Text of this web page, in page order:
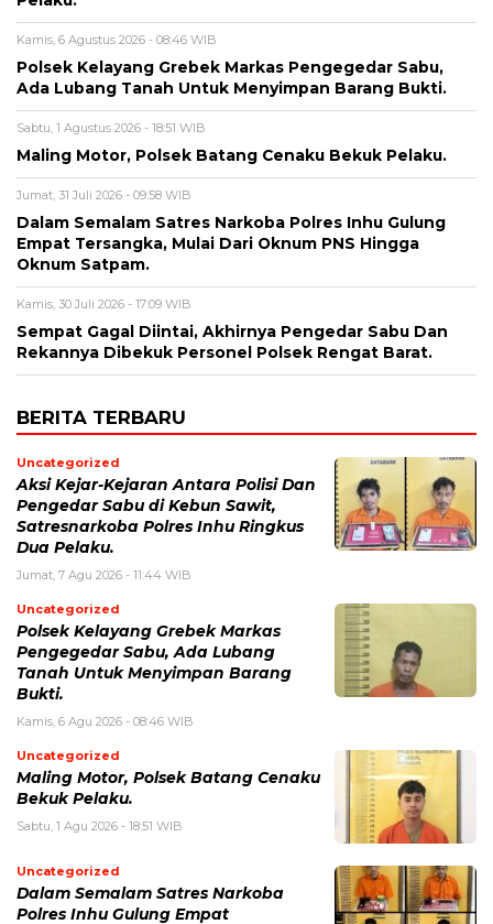
Kamis, 6 Agustus 2026 - 08:46 WIB
Polsek Kelayang Grebek Markas Pengegedar Sabu,
Ada Lubang Tanah Untuk Menyimpan Barang Bukti.
Sabtu, 1 Agustus 2026 - 18:51 WIB
Maling Motor, Polsek Batang Cenaku Bekuk Pelaku.
Jumat, 31 Juli 2026 - 09:58 WIB
Dalam Semalam Satres Narkoba Polres Inhu Gulung
Empat Tersangka, Mulai Dari Oknum PNS Hingga
Oknum Satpam.
Kamis, 30 Juli 2026 - 17:09 WIB
Sempat Gagal Diintai, Akhirnya Pengedar Sabu Dan
Rekannya Dibekuk Personel Polsek Rengat Barat.
BERITA TERBARU
Uncategorized
Aksi Kejar-Kejaran Antara Polisi Dan
Pengedar Sabu di Kebun Sawit,
Satresnarkoba Polres Inhu Ringkus
Dua Pelaku.
Jumat, 7 Agu 2026 - 11:44 WIB
Uncategorized
Polsek Kelayang Grebek Markas
Pengegedar Sabu, Ada Lubang
Tanah Untuk Menyimpan Barang
Bukti.
Kamis, 6 Agu 2026 - 08:46 WIB
Uncategorized
Maling Motor, Polsek Batang Cenaku
Bekuk Pelaku.
Sabtu, 1 Agu 2026 - 18:51 WIB
Uncategorized
Dalam Semalam Satres Narkoba
Polres Inhu Gulung Empat